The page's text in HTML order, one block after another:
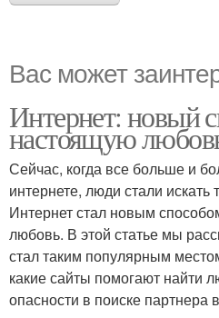
Вас может
Интернет: новый
настоящую
Сейчас, когда все больше и
интернете, люди стали
Интернет стал новым
любовь. В этой статье мы
стал таким популярным
какие сайты помогают найти
опасности в поиске партнера